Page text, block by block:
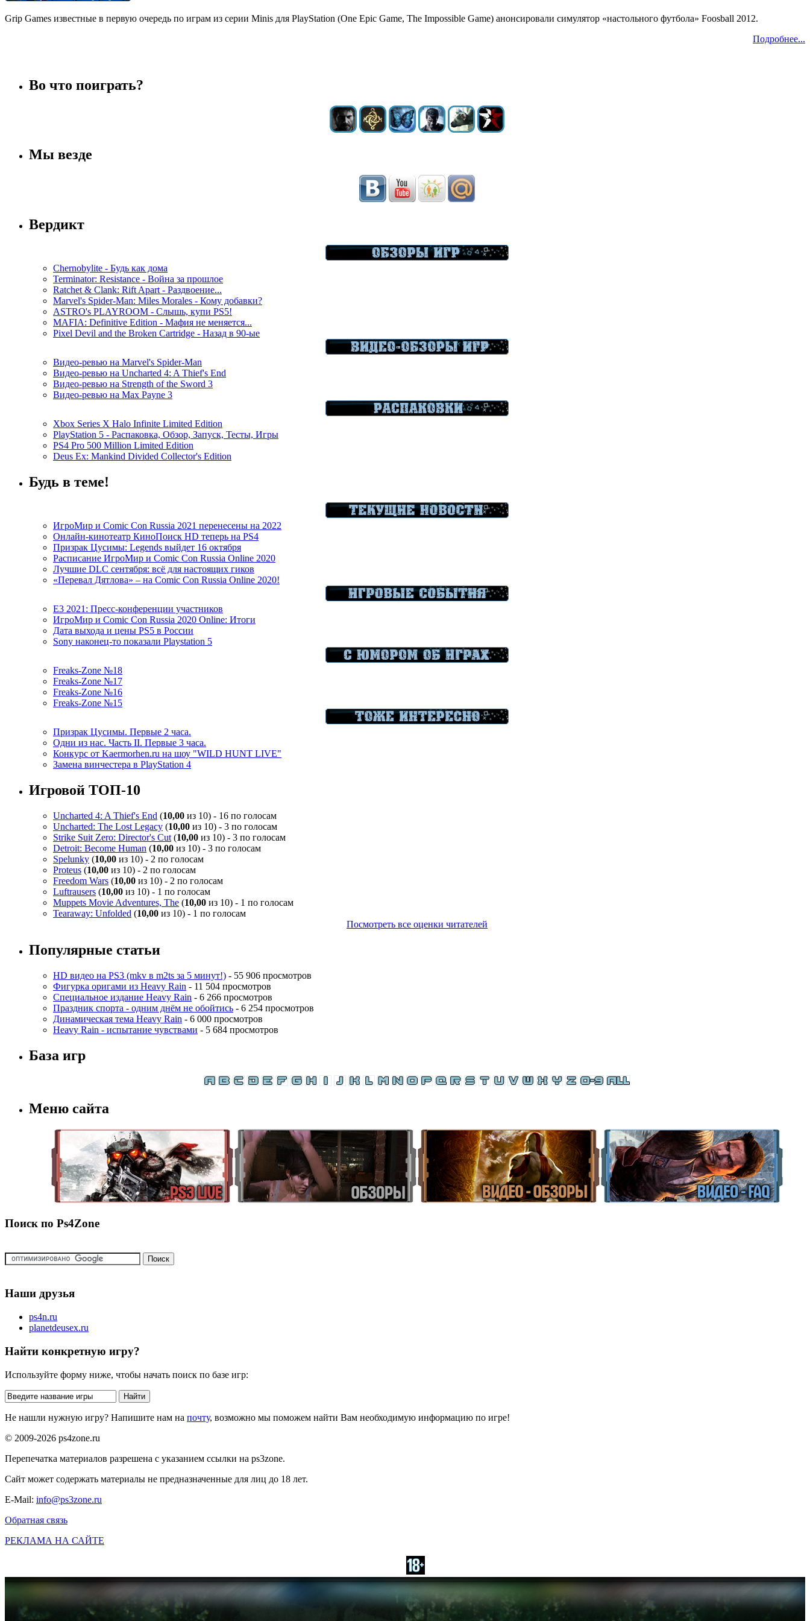
Grip Games известные в первую очередь по играм из серии Minis для PlayStation (One Epic Game, The Impossible Game) анонсировали симулятор «настольного футбола» Foosball 2012.
Подробнее...
Во что поиграть?
Мы везде
Вердикт
Chernobylite - Будь как дома
Terminator: Resistance - Война за прошлое
Ratchet & Clank: Rift Apart - Раздвоение...
Marvel's Spider-Man: Miles Morales - Кому добавки?
ASTRO's PLAYROOM - Слышь, купи PS5!
MAFIA: Definitive Edition - Мафия не меняется...
Pixel Devil and the Broken Cartridge - Назад в 90-ые
Видео-ревью на Marvel's Spider-Man
Видео-ревью на Uncharted 4: A Thief's End
Видео-ревью на Strength of the Sword 3
Видео-ревью на Max Payne 3
Xbox Series X Halo Infinite Limited Edition
PlayStation 5 - Распаковка, Обзор, Запуск, Тесты, Игры
PS4 Pro 500 Million Limited Edition
Deus Ex: Mankind Divided Collector's Edition
Будь в теме!
ИгроМир и Comic Con Russia 2021 перенесены на 2022
Онлайн-кинотеатр КиноПоиск HD теперь на PS4
Призрак Цусимы: Legends выйдет 16 октября
Расписание ИгроМир и Comic Con Russia Online 2020
Лучшие DLC сентября: всё для настоящих гиков
«Перевал Дятлова» – на Comic Con Russia Online 2020!
E3 2021: Пресс-конференции участников
ИгроМир и Comic Con Russia 2020 Online: Итоги
Дата выхода и цены PS5 в России
Sony наконец-то показали Playstation 5
Freaks-Zone №18
Freaks-Zone №17
Freaks-Zone №16
Freaks-Zone №15
Призрак Цусимы. Первые 2 часа.
Одни из нас. Часть II. Первые 3 часа.
Конкурс от Kaermorhen.ru на шоу "WILD HUNT LIVE"
Замена винчестера в PlayStation 4
Игровой ТОП-10
Uncharted 4: A Thief's End (10,00 из 10) - 16 по голосам
Uncharted: The Lost Legacy (10,00 из 10) - 3 по голосам
Strike Suit Zero: Director's Cut (10,00 из 10) - 3 по голосам
Detroit: Become Human (10,00 из 10) - 3 по голосам
Spelunky (10,00 из 10) - 2 по голосам
Proteus (10,00 из 10) - 2 по голосам
Freedom Wars (10,00 из 10) - 2 по голосам
Luftrausers (10,00 из 10) - 1 по голосам
Muppets Movie Adventures, The (10,00 из 10) - 1 по голосам
Tearaway: Unfolded (10,00 из 10) - 1 по голосам
Посмотреть все оценки читателей
Популярные статьи
HD видео на PS3 (mkv в m2ts за 5 минут!) - 55 906 просмотров
Фигурка оригами из Heavy Rain - 11 504 просмотров
Специальное издание Heavy Rain - 6 266 просмотров
Праздник спорта - одним днём не обойтись - 6 254 просмотров
Динамическая тема Heavy Rain - 6 000 просмотров
Heavy Rain - испытание чувствами - 5 684 просмотров
База игр
Меню сайта
Поиск по Ps4Zone
Наши друзья
ps4n.ru
planetdeusex.ru
Найти конкретную игру?
Используйте форму ниже, чтобы начать поиск по базе игр:
Не нашли нужную игру? Напишите нам на почту, возможно мы поможем найти Вам необходимую информацию по игре!
© 2009-2026 ps4zone.ru
Перепечатка материалов разрешена с указанием ссылки на ps3zone.
Сайт может содержать материалы не предназначенные для лиц до 18 лет.
E-Mail: info@ps3zone.ru
Обратная связь
РЕКЛАМА НА САЙТЕ